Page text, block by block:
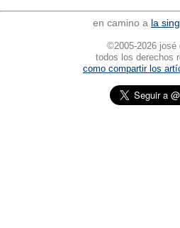
en camino a la
©2005-2026 josé
todos los derechos
como compartir los